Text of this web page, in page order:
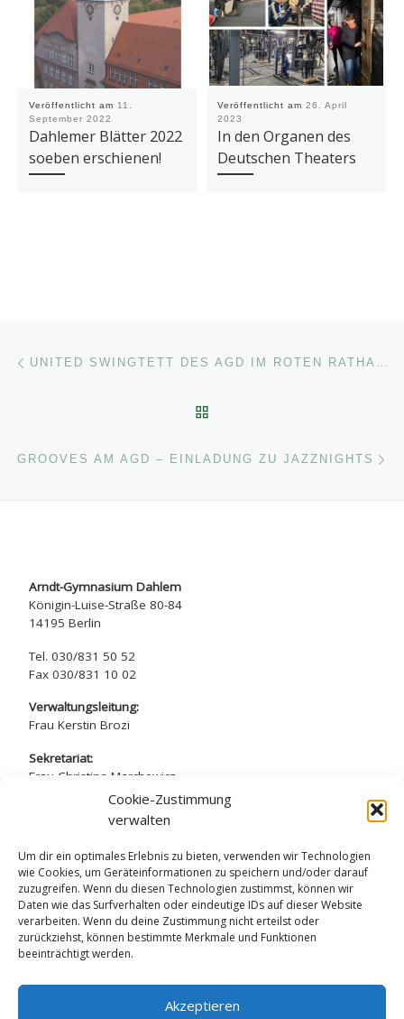
Cookie-Zustimmung
verwalten
Um dir ein optimales Erlebnis zu bieten, verwenden wir Technologien
wie Cookies, um Geräteinformationen zu speichern und/oder darauf
zuzugreifen. Wenn du diesen Technologien zustimmst, können wir
Daten wie das Surfverhalten oder eindeutige IDs auf dieser Website
verarbeiten. Wenn du deine Zustimmung nicht erteilst oder
zurückziehst, können bestimmte Merkmale und Funktionen
beeinträchtigt werden.
Akzeptieren
Veröffentlicht am 11.
September 2022
Dahlemer Blätter 2022
soeben erschienen!
Veröffentlicht am 26. April
2023
In den Organen des
Deutschen Theaters
Beitragsnavigation UNITED SWINGTETT DES AGD IM ROTEN RATHAUS
GROOVES AM AGD – EINLADUNG ZU JAZZNIGHTS
Arndt-Gymnasium Dahlem
Königin-Luise-Straße 80-84
14195 Berlin
Tel. 030/831 50 52
Fax 030/831 10 02
Verwaltungsleitung:
Frau Kerstin Brozi
Sekretariat:
Frau Christina Marchewicz
Frau Nadine Simros
sekretariat@arndt-gymnasium.de
Datenschutzerklärung
Impressum